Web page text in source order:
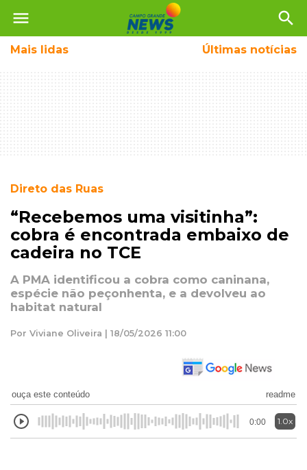
menu search
Mais lidas Últimas notícias
Direto das Ruas
“Recebemos uma visitinha”:
cobra é encontrada embaixo de
cadeira no TCE
A PMA identificou a cobra como caninana,
espécie não peçonhenta, e a devolveu ao
habitat natural
Por Viviane Oliveira | 18/05/2026 11:00
ouça este conteúdo readme
0:00 1.0x